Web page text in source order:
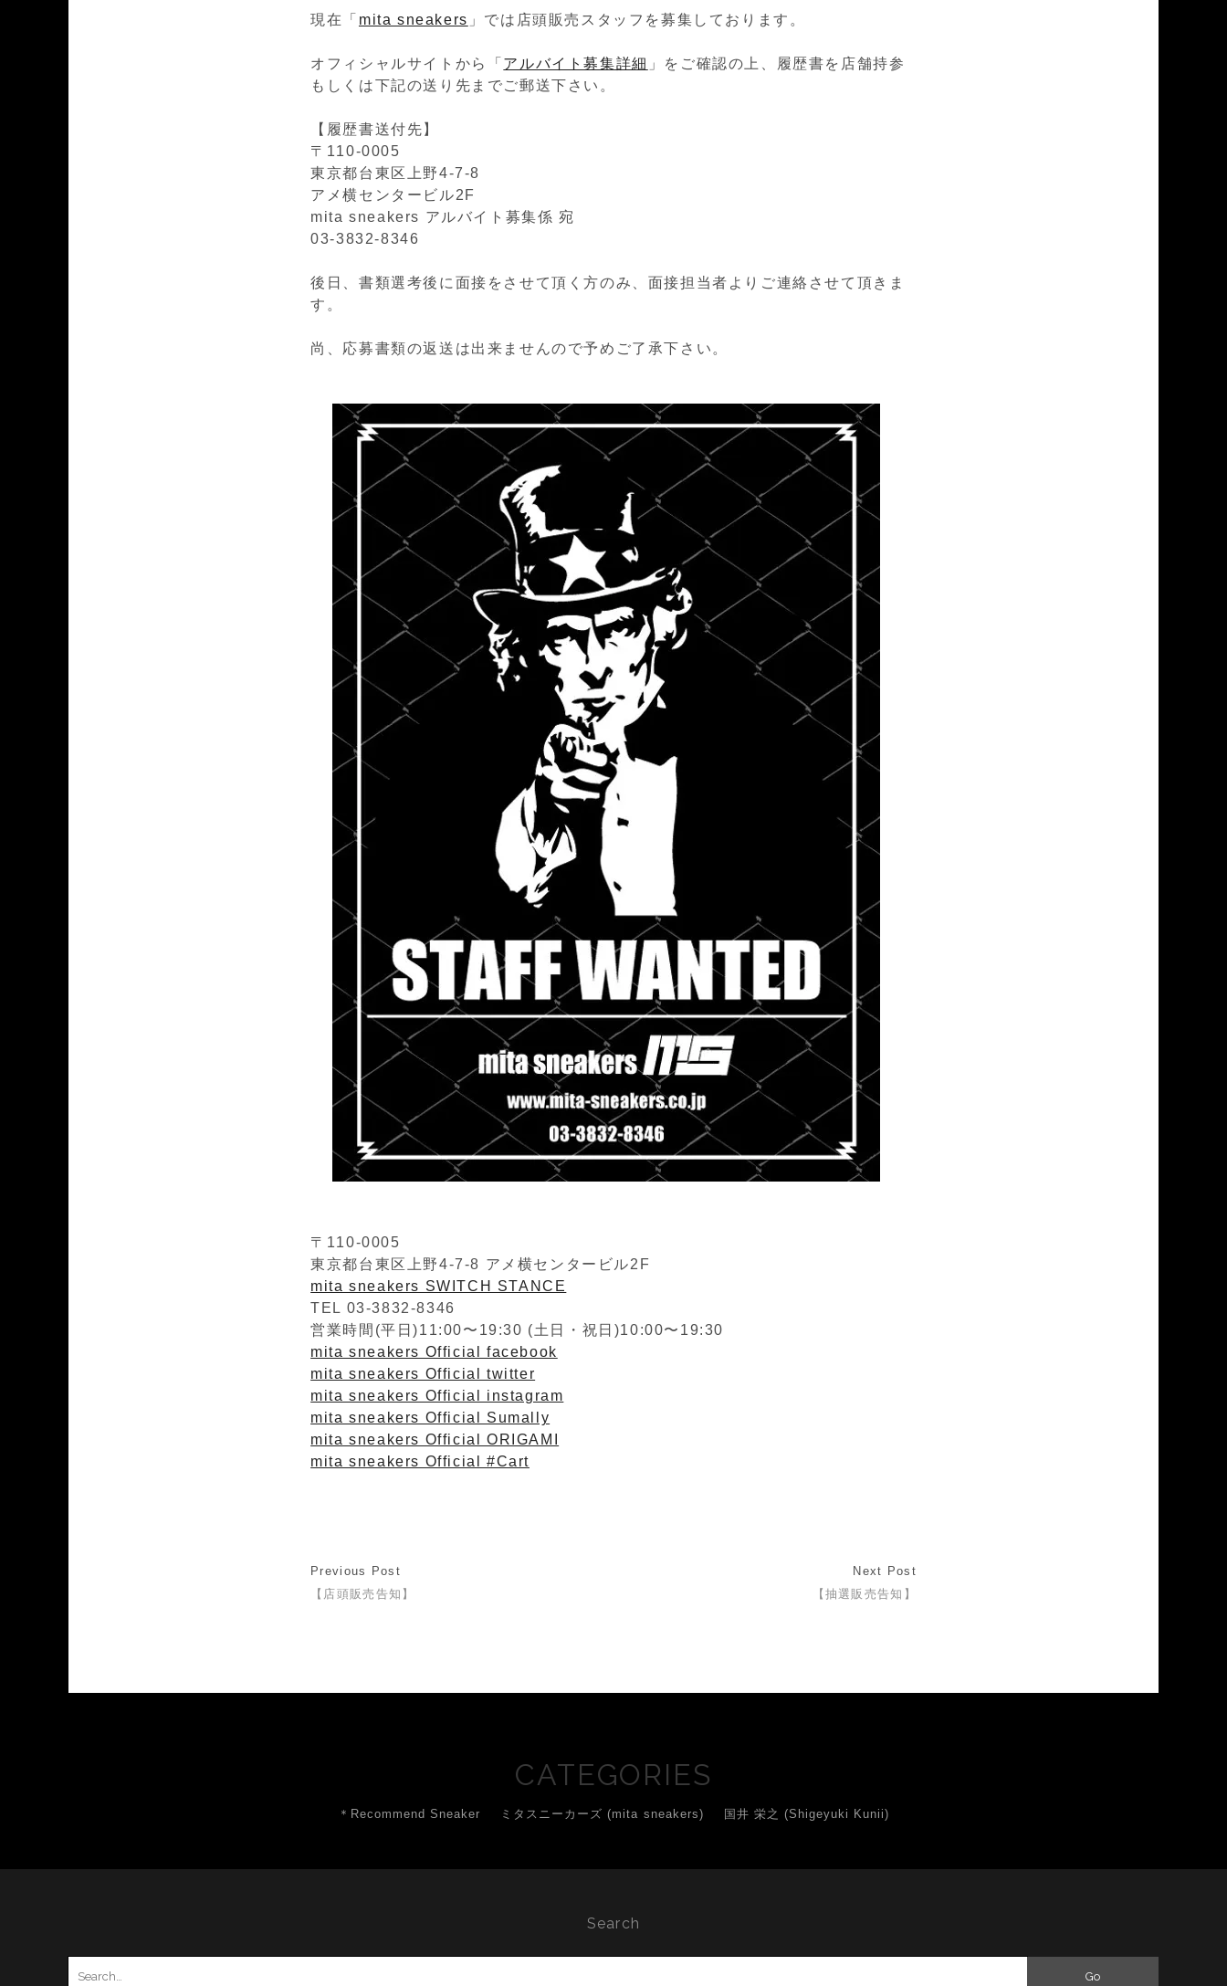
現在「 mita sneakers 」では店頭販売スタッフを募集しております。
オフィシャルサイトから「 アルバイト募集詳細 」をご確認の上、履歴書を店舗持参
もしくは下記の送り先までご郵送下さい。
【履歴書送付先】
〒110-0005
東京都台東区上野4-7-8
アメ横センタービル2F
mita sneakers アルバイト募集係 宛
03-3832-8346
後日、書類選考後に面接をさせて頂く方のみ、面接担当者よりご連絡させて頂きま
す。
尚、応募書類の返送は出来ませんので予めご了承下さい。
〒110-0005
東京都台東区上野4-7-8 アメ横センタービル2F
mita sneakers SWITCH STANCE
TEL 03-3832-8346
営業時間(平日)11:00〜19:30 (土日・祝日)10:00〜19:30
mita sneakers Official facebook
mita sneakers Official twitter
mita sneakers Official instagram
mita sneakers Official Sumally
mita sneakers Official ORIGAMI
mita sneakers Official #Cart
Previous Post
【店頭販売告知】
Next Post
【抽選販売告知】
CATEGORIES
＊Recommend Sneaker ミタスニーカーズ (mita sneakers) 国井 栄之 (Shigeyuki Kunii)
Search